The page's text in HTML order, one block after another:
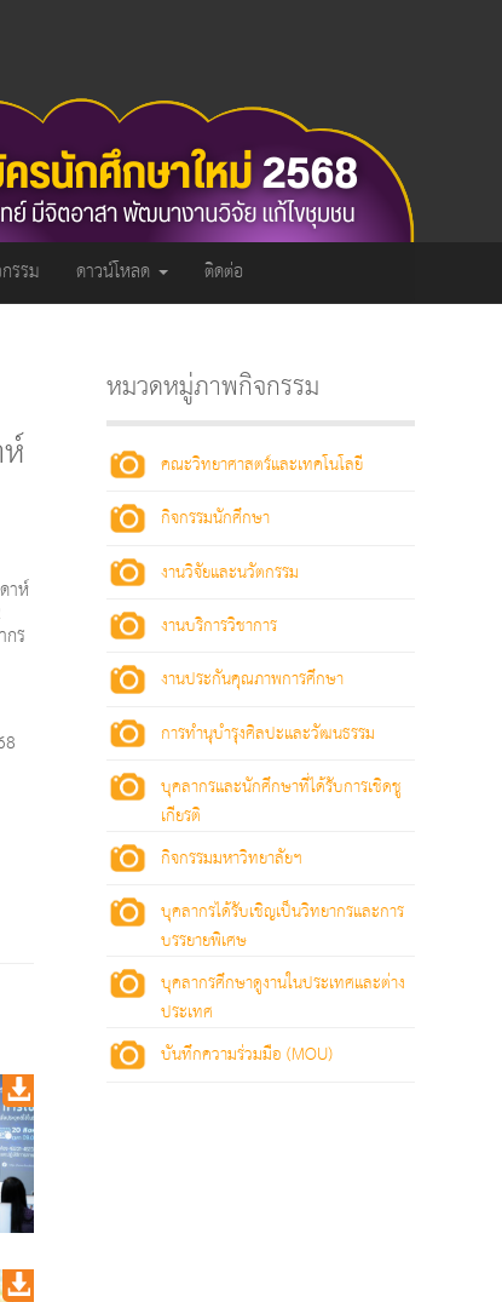
รรม ดาวน์โหลด ติดต่อ
าห์
ร
หมวดหมู่ภาพกิจกรรม
คณะวิทยาศาสตร์และเทคโนโลยี
กิจกรรมนักศึกษา
งานวิจัยและนวัตกรรม
งานบริการวิชาการ
งานประกันคุณภาพการศึกษา
การทำนุบำรุงศิลปะและวัฒนธรรม
บุคลากรและนักศึกษาที่ได้รับการเชิดชู
เกียรติ
กิจกรรมมหาวิทยาลัยฯ
บุคลากรได้รับเชิญเป็นวิทยากรและการ
บรรยายพิเศษ
บุคลากรศึกษาดูงานในประเทศและต่าง
ประเทศ
บันทึกความร่วมมือ (MOU)